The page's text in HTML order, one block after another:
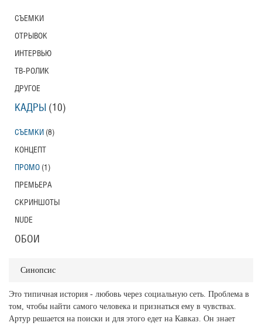
Синопсис
Это типичная история - любовь через социальную сеть. Проблема в
том, чтобы найти самого человека и признаться ему в чувствах.
Артур решается на поиски и для этого едет на Кавказ. Он знает
СЪЕМКИ
ОТРЫВОК
ИНТЕРВЬЮ
ТВ-РОЛИК
ДРУГОЕ
КАДРЫ (10)
СЪЕМКИ (8)
КОНЦЕПТ
ПРОМО (1)
ПРЕМЬЕРА
СКРИНШОТЫ
NUDE
ОБОИ